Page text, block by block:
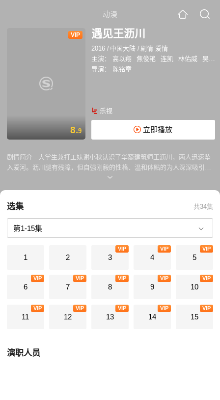
动漫
VIP
8.9
遇见王沥川
2016 / 中国大陆 /剧情 爱情
主演：
高以翔 焦俊艳 连凯 林佑威
吴辰君
导演：
陈铭章
乐视
立即播放
剧情简介 : 大学生兼打工妹谢小秋认识了华裔建筑师王沥川，两人迅速坠
入爱河。沥川腿有残障，但自强刚毅的性格、温和体贴的为人深深吸引了
小秋。没过多久，一张病情报告令沥川意识到自己与小秋的爱情无法继
的小秋正被上司萧观狂热追求，而沥川的身边也多了一位美貌多情的女同
事。深爱沥川的小秋不愿放弃旧情，而不忍耽误小秋的沥川只能佯装冷
漠。 面对再次来临的爱情危机，深深相爱的两个人交出了不同的答
卷，却终于明白幸福从来都不是唾手可得。
选集 共34集
1 2 3
VIP
4
VIP
5
VIP
6
VIP
7
VIP
8
VIP
9
VIP
10
VIP
11
VIP
12
VIP
13
VIP
14
VIP
15
VIP
演职人员